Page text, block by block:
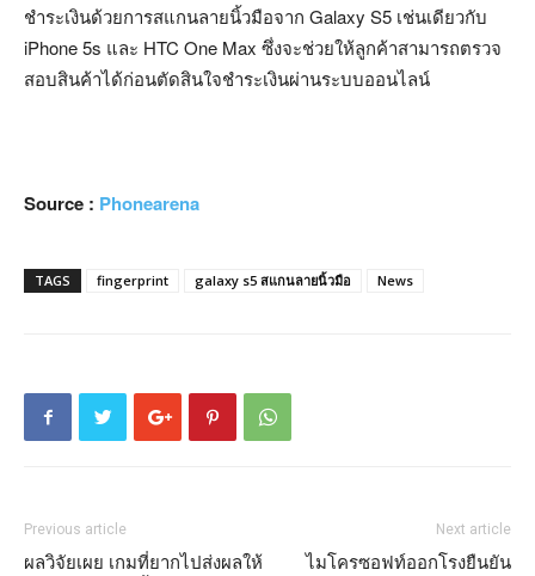
ชำระเงินด้วยการสแกนลายนิ้วมือจาก Galaxy S5 เช่นเดียวกับ
iPhone 5s และ HTC One Max ซึ่งจะช่วยให้ลูกค้าสามารถตรวจ
สอบสินค้าได้ก่อนตัดสินใจชำระเงินผ่านระบบออนไลน์
Source : Phonearena
TAGS fingerprint galaxy s5 สแกนลายนิ้วมือ News
Previous article
ผลวิจัยเผย เกมที่ยากไปส่งผลให้
Next article
ไมโครซอฟท์ออกโรงยืนยัน